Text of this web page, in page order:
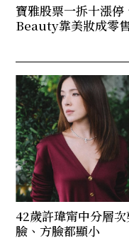
寶雅股票一拆十漲
Beauty靠美妝成零
42歲許瑋甯中分層
臉、方臉都顯小